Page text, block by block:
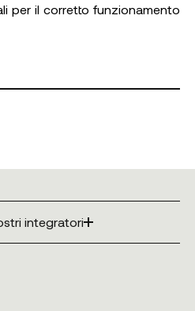
per il corretto funzionamento
integratori